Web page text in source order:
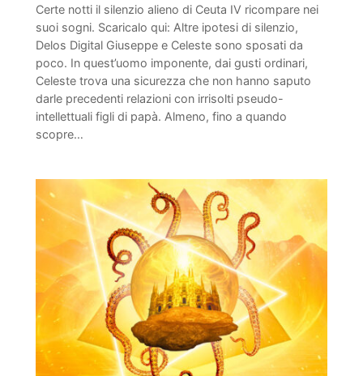
Certe notti il silenzio alieno di Ceuta IV ricompare nei
suoi sogni. Scaricalo qui: Altre ipotesi di silenzio,
Delos Digital Giuseppe e Celeste sono sposati da
poco. In quest’uomo imponente, dai gusti ordinari,
Celeste trova una sicurezza che non hanno saputo
darle precedenti relazioni con irrisolti pseudo-
intellettuali figli di papà. Almeno, fino a quando
scopre…